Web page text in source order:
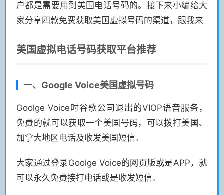
户都是需要用到美国电话号码的。接下来小编给大
家分享四款免费获取美国虚拟号码的渠道，跟我来
美国虚拟电话号码获取平台推荐
一、Google Voice美国虚拟号码
Goolge Voice时谷歌公司退出的VIOP语音服务，
免费的就可以获取一个美国号码，可以拨打美国、
加拿大地区电话及收发美国短信。
大家通过登录Goolge Voice的网页版或是APP，就
可以永久免费接打电话或是收发短信。